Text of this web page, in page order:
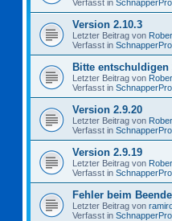
Verfasst in SchnapperPro
Version 2.10.3
Letzter Beitrag von
Verfasst in SchnapperPro
Bitte
Letzter Beitrag von
Verfasst in SchnapperPro
Version 2.9.20
Letzter Beitrag von
Verfasst in SchnapperPro
Version 2.9.19
Letzter Beitrag von
Verfasst in SchnapperPro
Fehler beim
Letzter Beitrag von
Verfasst in SchnapperPro